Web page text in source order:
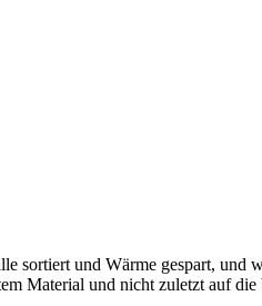
sortiert und Wärme gespart,
Material und nicht zuletzt auf